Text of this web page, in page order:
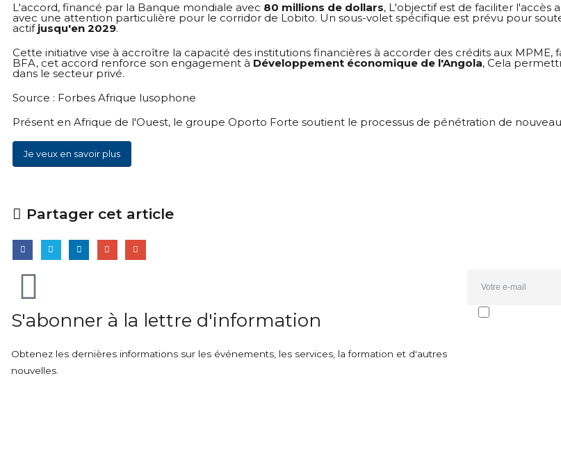
L'accord, financé par la Banque mondiale avec 80 millions de dollars, L'objectif est de faciliter l'accès
avec une attention particulière pour le corridor de Lobito. Un sous-volet spécifique est prévu pour
actif jusqu'en 2029.
Cette initiative vise à accroître la capacité des institutions financières à accorder des crédits aux
BFA, cet accord renforce son engagement à Développement économique de l'Angola, Cela
dans le secteur privé.
Source : Forbes Afrique lusophone
Présent en Afrique de l'Ouest, le groupe Oporto Forte soutient le processus de pénétration de
Je veux en savoir plus
Partager cet article
S'abonner à la lettre d'information
Obtenez les dernières informations sur les événements, les services, la formation et d'autres
nouvelles.
J'accepte de